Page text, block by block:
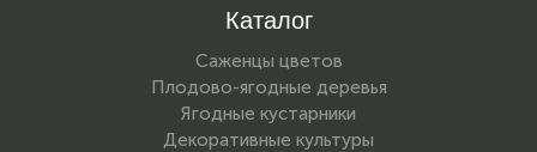
Каталог
Саженцы цветов
Плодово-ягодные деревья
Ягодные кустарники
Декоративные культуры